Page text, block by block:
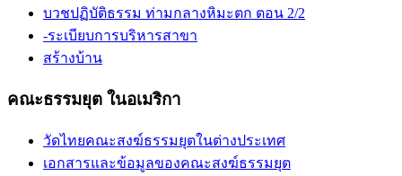
บวชปฏิบัติธรรม ท่ามกลางหิมะตก ตอน 2/2
-ระเบียบการบริหารสาขา
สร้างบ้าน
คณะธรรมยุต ในอเมริกา
วัดไทยคณะสงฆ์ธรรมยุตในต่างประเทศ
เอกสารและข้อมูลของคณะสงฆ์ธรรมยุต